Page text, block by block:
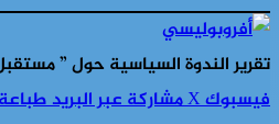
تقرير الندوة السياسية حول ” مستقبل
فيسبوك‫Xمشاركة عبر البريد